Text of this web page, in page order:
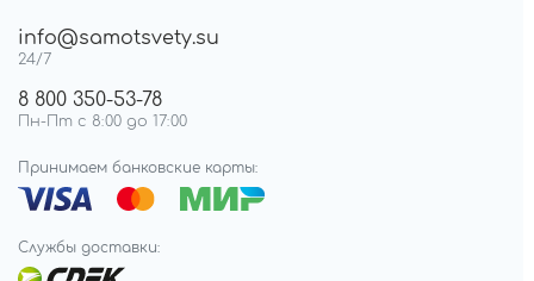
info@samotsvety.su
24/7
8 800 350-53-78
Пн-Пт с 8:00 до 17:00
Принимаем банковские карты:
Службы доставки: